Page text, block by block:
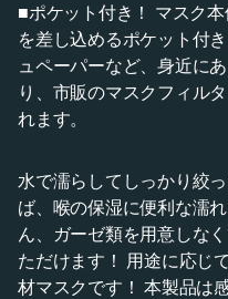
■ポケット付き！ マスク
を差し込めるポケット付
ュペーパーなど、身近に
り、市販のマスクフィル
れます。
水で濡らしてしっかり絞
ば、喉の保湿に便利な濡
ん、ガーゼ類を用意しな
ただけます！ 用途に応じ
材マスクです！ 本製品は